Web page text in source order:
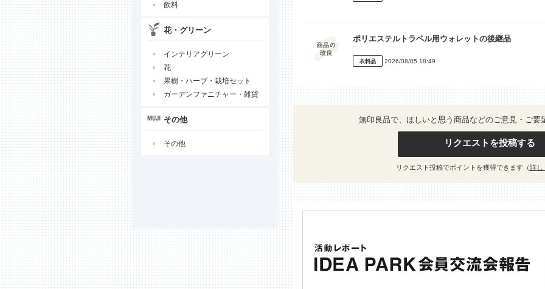
飲料
花・グリーン
インテリアグリーン
花
果樹・ハーブ・栽培セット
ガーデンファニチャー・雑貨
その他
その他
ポリエステルトラベル用ウォレットの後継品
衣料品 2026/08/05 18:49
無印良品で、ほしいと思う商品などのご意見・ご要
リクエストを投稿する
リクエスト投稿でポイントを獲得できます（詳し